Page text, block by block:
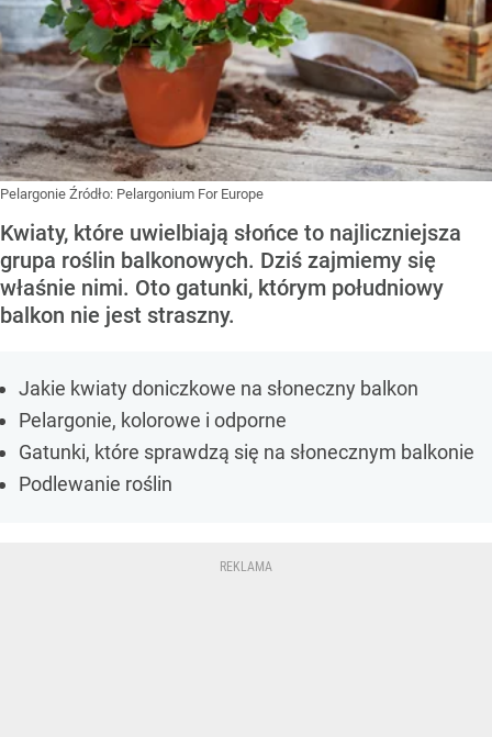
Pelargonie Źródło: Pelargonium For Europe
Kwiaty, które uwielbiają słońce to najliczniejsza
grupa roślin balkonowych. Dziś zajmiemy się
właśnie nimi. Oto gatunki, którym południowy
balkon nie jest straszny.
Jakie kwiaty doniczkowe na słoneczny balkon
Pelargonie, kolorowe i odporne
Gatunki, które sprawdzą się na słonecznym balkonie
Podlewanie roślin